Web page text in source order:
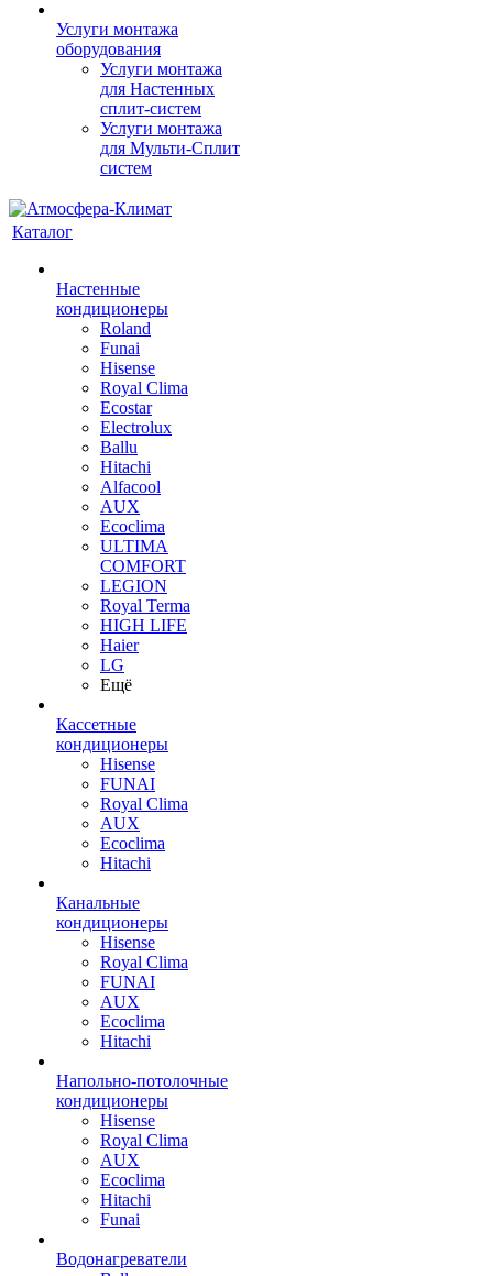
Услуги монтажа
оборудования
Услуги монтажа
для Настенных
сплит-систем
Услуги монтажа
для Мульти-Сплит
систем
Каталог
Настенные
кондиционеры
Roland
Funai
Hisense
Royal Clima
Ecostar
Electrolux
Ballu
Hitachi
Alfacool
AUX
Ecoclima
ULTIMA
COMFORT
LEGION
Royal Terma
HIGH LIFE
Haier
LG
Ещё
Кассетные
кондиционеры
Hisense
FUNAI
Royal Clima
AUX
Ecoclima
Hitachi
Канальные
кондиционеры
Hisense
Royal Clima
FUNAI
AUX
Ecoclima
Hitachi
Напольно-потолочные
кондиционеры
Hisense
Royal Clima
AUX
Ecoclima
Hitachi
Funai
Водонагреватели